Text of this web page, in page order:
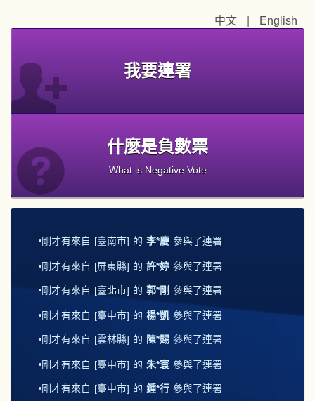
中文 English
我要連署
什麼是負數票
What is Negative Vote
剛才有來自 [臺南市] 的 李*慶 參與了連署
剛才有來自 [屏東縣] 的 許*婷 參與了連署
剛才有來自 [臺北市] 的 郭*剛 參與了連署
剛才有來自 [臺中市] 的 楊*凱 參與了連署
剛才有來自 [雲林縣] 的 陳*賜 參與了連署
剛才有來自 [臺中市] 的 朱*寰 參與了連署
剛才有來自 [臺中市] 的 鍾*行 參與了連署